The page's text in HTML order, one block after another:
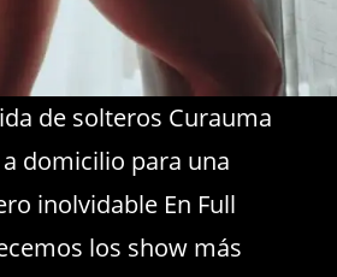
de solteros Curauma
domicilio para una
inolvidable En Full
los show más